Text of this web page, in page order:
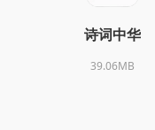
诗词中华
39.06MB